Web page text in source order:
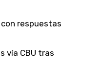
respuestas
vía CBU tras